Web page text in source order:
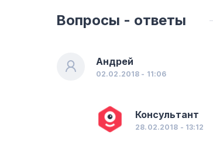
Вопросы - ответы
Андрей
02.02.2018 - 11:06
Консультант
28.02.2018 - 13:12